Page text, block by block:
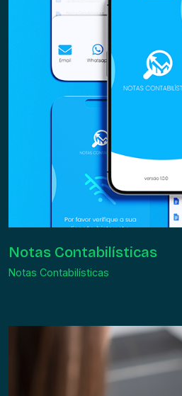
Notas Contabilísticas
Notas Contabilísticas